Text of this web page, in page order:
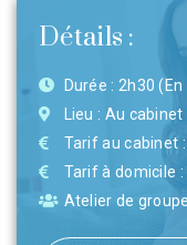
Détails :
Durée : 2h30
Lieu : Au
Tarif au cabinet :
Tarif à domicile
Atelier de